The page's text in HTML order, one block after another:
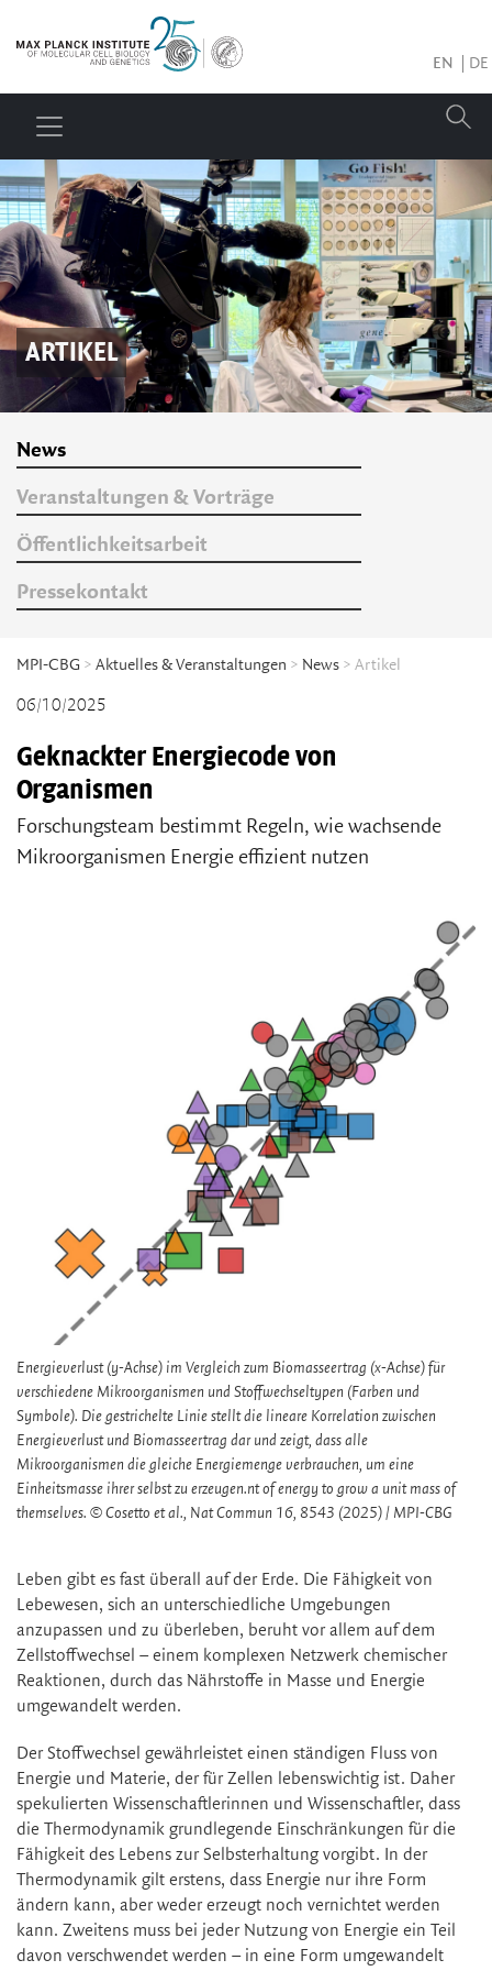
EN DE
ARTIKEL
News
Veranstaltungen & Vorträge
Öffentlichkeitsarbeit
Pressekontakt
MPI-CBG > Aktuelles & Veranstaltungen > News > Artikel
06/10/2025
Geknackter Energiecode von
Organismen
Forschungsteam bestimmt Regeln, wie wachsende
Mikroorganismen Energie effizient nutzen
Energieverlust (y-Achse) im Vergleich zum Biomasseertrag (x-Achse) für
verschiedene Mikroorganismen und Stoffwechseltypen (Farben und
Symbole). Die gestrichelte Linie stellt die lineare Korrelation zwischen
Energieverlust und Biomasseertrag dar und zeigt, dass alle
Mikroorganismen die gleiche Energiemenge verbrauchen, um eine
Einheitsmasse ihrer selbst zu erzeugen.nt of energy to grow a unit mass of
themselves. © Cosetto et al., Nat Commun 16, 8543 (2025) / MPI-CBG
Leben gibt es fast überall auf der Erde. Die Fähigkeit von
Lebewesen, sich an unterschiedliche Umgebungen
anzupassen und zu überleben, beruht vor allem auf dem
Zellstoffwechsel – einem komplexen Netzwerk chemischer
Reaktionen, durch das Nährstoffe in Masse und Energie
umgewandelt werden.
Der Stoffwechsel gewährleistet einen ständigen Fluss von
Energie und Materie, der für Zellen lebenswichtig ist. Daher
spekulierten Wissenschaftlerinnen und Wissenschaftler, dass
die Thermodynamik grundlegende Einschränkungen für die
Fähigkeit des Lebens zur Selbsterhaltung vorgibt. In der
Thermodynamik gilt erstens, dass Energie nur ihre Form
ändern kann, aber weder erzeugt noch vernichtet werden
kann. Zweitens muss bei jeder Nutzung von Energie ein Teil
davon verschwendet werden – in eine Form umgewandelt